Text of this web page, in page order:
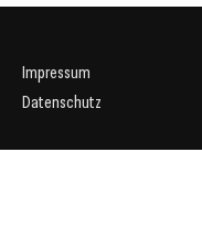
Impressum
Datenschutz